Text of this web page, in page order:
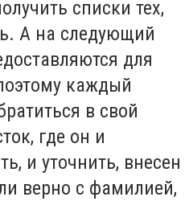
списки тех,
А на следующий
для
каждый
в свой
где он и
и уточнить, внесен
верно с фамилией,